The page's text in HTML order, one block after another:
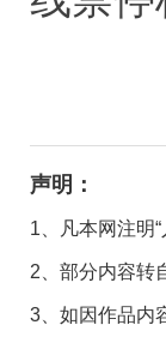
声明：
1、凡本网注明
2、部分内容转
3、如因作品内